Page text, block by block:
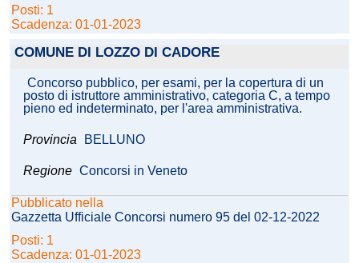
Posti: 1
Scadenza: 01-01-2023
COMUNE DI LOZZO DI CADORE
Concorso pubblico, per esami, per la copertura di un
posto di istruttore amministrativo, categoria C, a tempo
pieno ed indeterminato, per l'area amministrativa.
Provincia BELLUNO
Regione Concorsi in Veneto
Pubblicato nella
Gazzetta Ufficiale Concorsi numero 95 del 02-12-2022
Posti: 1
Scadenza: 01-01-2023